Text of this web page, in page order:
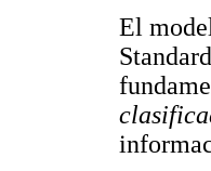
El